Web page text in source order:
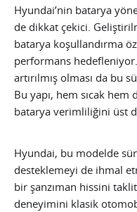
Hyundai’nin batarya
de dikkat çekici.
batarya koşullandırma
performans hedefleniyor.
artırılmış olması da bu
Bu yapı, hem sıcak hem
batarya verimliliğini üst
Hyundai, bu modelde
desteklemeyi de ihmal
bir şanzıman hissini
deneyimini klasik